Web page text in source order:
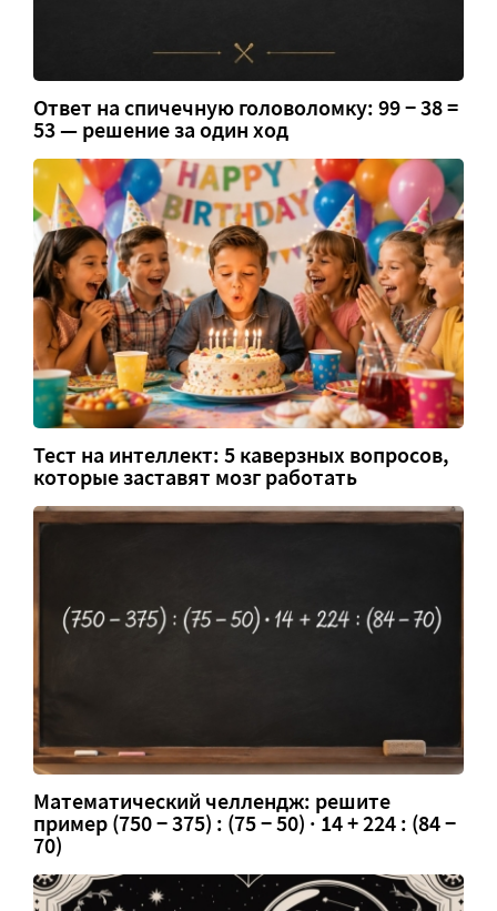
Ответ на спичечную головоломку: 99 − 38 =
53 — решение за один ход
Тест на интеллект: 5 каверзных вопросов,
которые заставят мозг работать
Математический челлендж: решите
пример (750 − 375) : (75 − 50) · 14 + 224 : (84 −
70)